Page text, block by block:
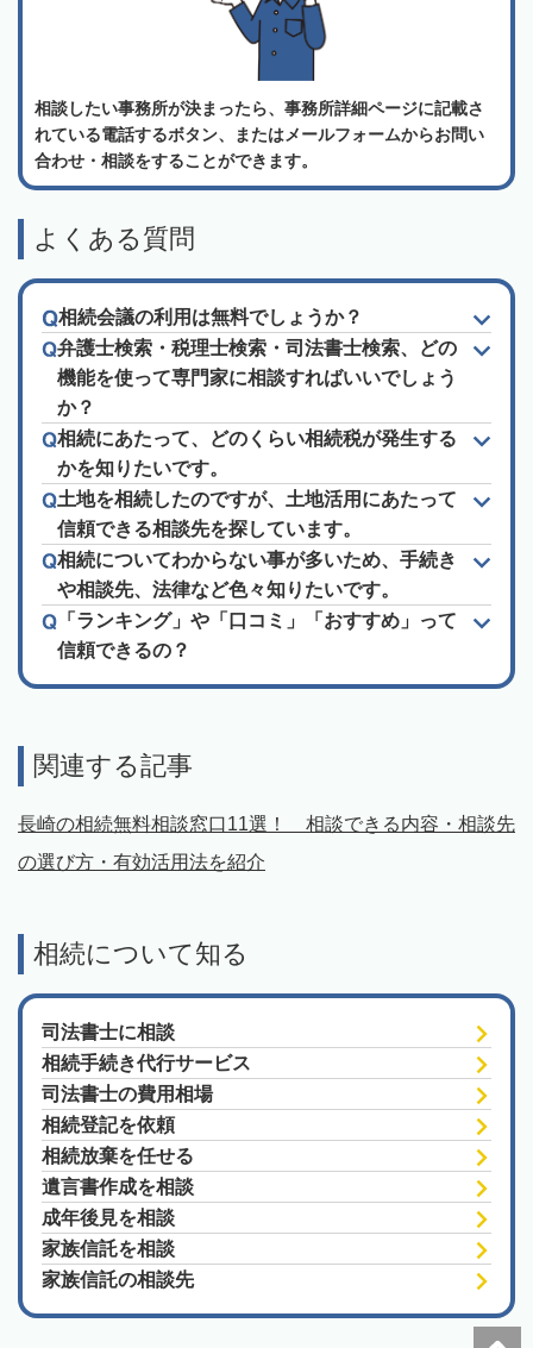
相談したい事務所が決まったら、事務所詳細ページに記載さ
れている電話するボタン、またはメールフォームからお問い
合わせ・相談をすることができます。
よくある質問
相続会議の利用は無料でしょうか？
弁護士検索・税理士検索・司法書士検索、どの
機能を使って専門家に相談すればいいでしょう
か？
相続にあたって、どのくらい相続税が発生する
かを知りたいです。
土地を相続したのですが、土地活用にあたって
信頼できる相談先を探しています。
相続についてわからない事が多いため、手続き
や相談先、法律など色々知りたいです。
「ランキング」や「口コミ」「おすすめ」って
信頼できるの？
関連する記事
長崎の相続無料相談窓口11選！ 相談できる内容・相談先
の選び方・有効活用法を紹介
相続について知る
司法書士に相談
相続手続き代行サービス
司法書士の費用相場
相続登記を依頼
相続放棄を任せる
遺言書作成を相談
成年後見を相談
家族信託を相談
家族信託の相談先